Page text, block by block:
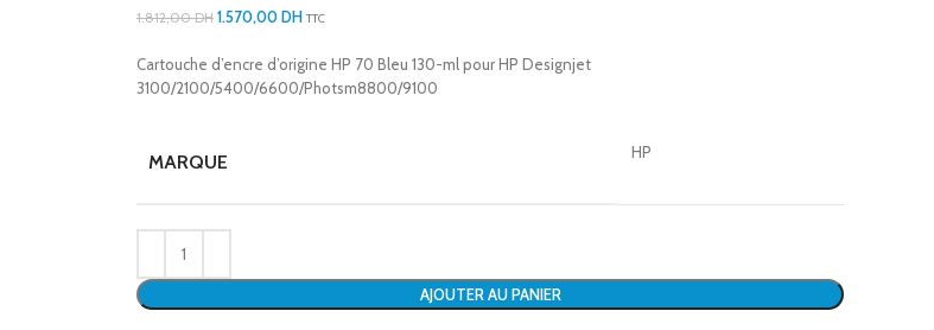
1.812,00DH 1.570,00DH TTC
Cartouche d’encre d’origine HP 70 Bleu 130-ml pour HP Designjet
3100/2100/5400/6600/Photsm8800/9100
MARQUE HP
AJOUTER AU PANIER